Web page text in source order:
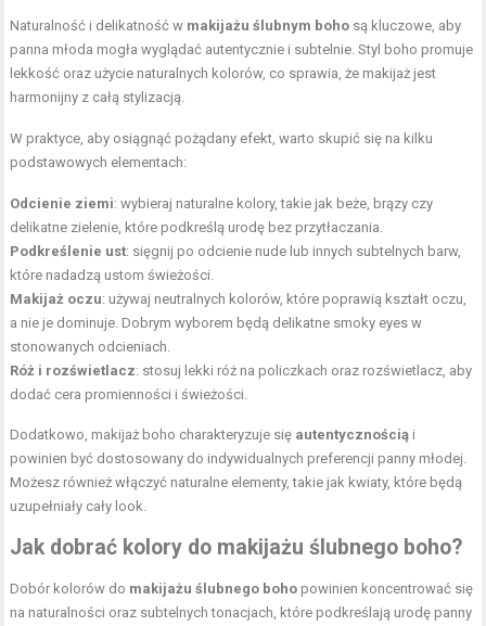
Naturalność i delikatność w makijażu ślubnym boho są kluczowe, aby
panna młoda mogła wyglądać autentycznie i subtelnie. Styl boho promuje
lekkość oraz użycie naturalnych kolorów, co sprawia, że makijaż jest
harmonijny z całą stylizacją.
W praktyce, aby osiągnąć pożądany efekt, warto skupić się na kilku
podstawowych elementach:
Odcienie ziemi: wybieraj naturalne kolory, takie jak beże, brązy czy
delikatne zielenie, które podkreślą urodę bez przytłaczania.
Podkreślenie ust: sięgnij po odcienie nude lub innych subtelnych barw,
które nadadzą ustom świeżości.
Makijaż oczu: używaj neutralnych kolorów, które poprawią kształt oczu,
a nie je dominuje. Dobrym wyborem będą delikatne smoky eyes w
stonowanych odcieniach.
Róż i rozświetlacz: stosuj lekki róż na policzkach oraz rozświetlacz, aby
dodać cera promienności i świeżości.
Dodatkowo, makijaż boho charakteryzuje się autentycznością i
powinien być dostosowany do indywidualnych preferencji panny młodej.
Możesz również włączyć naturalne elementy, takie jak kwiaty, które będą
uzupełniały cały look.
Jak dobrać kolory do makijażu ślubnego boho?
Dobór kolorów do makijażu ślubnego boho powinien koncentrować się
na naturalności oraz subtelnych tonacjach, które podkreślają urodę panny